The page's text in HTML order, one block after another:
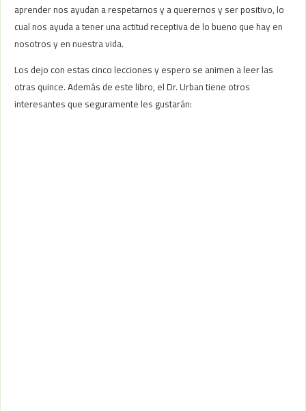
aprender nos ayudan a respetarnos y a querernos y ser positivo, lo
cual nos ayuda a tener una actitud receptiva de lo bueno que hay en
nosotros y en nuestra vida.
Los dejo con estas cinco lecciones y espero se animen a leer las
otras quince. Además de este libro, el Dr. Urban tiene otros
interesantes que seguramente les gustarán: